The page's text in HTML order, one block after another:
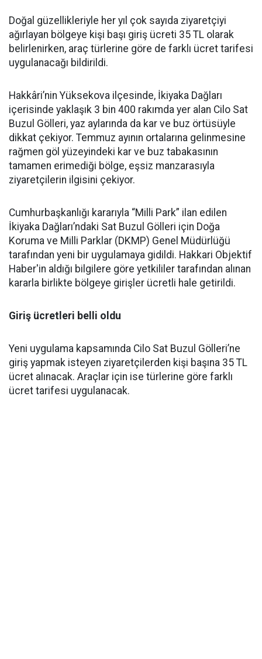
Doğal güzellikleriyle her yıl çok sayıda ziyaretçiyi
ağırlayan bölgeye kişi başı giriş ücreti 35 TL olarak
belirlenirken, araç türlerine göre de farklı ücret tarifesi
uygulanacağı bildirildi.
Hakkâri’nin Yüksekova ilçesinde, İkiyaka Dağları
içerisinde yaklaşık 3 bin 400 rakımda yer alan Cilo Sat
Buzul Gölleri, yaz aylarında da kar ve buz örtüsüyle
dikkat çekiyor. Temmuz ayının ortalarına gelinmesine
rağmen göl yüzeyindeki kar ve buz tabakasının
tamamen erimediği bölge, eşsiz manzarasıyla
ziyaretçilerin ilgisini çekiyor.
Cumhurbaşkanlığı kararıyla “Milli Park” ilan edilen
İkiyaka Dağları’ndaki Sat Buzul Gölleri için Doğa
Koruma ve Milli Parklar (DKMP) Genel Müdürlüğü
tarafından yeni bir uygulamaya gidildi. Hakkari Objektif
Haber'in aldığı bilgilere göre yetkililer tarafından alınan
kararla birlikte bölgeye girişler ücretli hale getirildi.
Giriş ücretleri belli oldu
Yeni uygulama kapsamında Cilo Sat Buzul Gölleri’ne
giriş yapmak isteyen ziyaretçilerden kişi başına 35 TL
ücret alınacak. Araçlar için ise türlerine göre farklı
ücret tarifesi uygulanacak.